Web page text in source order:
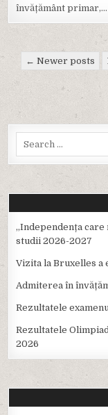
învățământ primar,…
Paginație
articole
← Newer posts
,,Independența care
studii 2026-2027
Vizita la Bruxelles a
Admiterea în
Rezultatele
Rezultatele
2026